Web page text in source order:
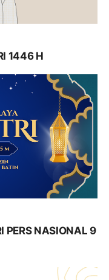
1446 H
PERS NASIONAL 9